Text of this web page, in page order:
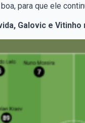
para que ele
Galovic e